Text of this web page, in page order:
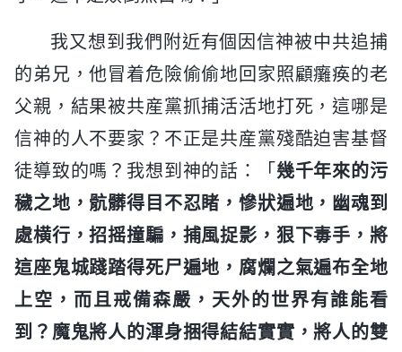
我又想到我們附近有個因信神被中共追捕
的弟兄，他冒着危險偷偷地回家照顧癱痪的老
父親，結果被共産黨抓捕活活地打死，這哪是
信神的人不要家？不正是共産黨殘酷迫害基督
徒導致的嗎？我想到神的話：「 幾千年來的污
穢之地，骯髒得目不忍睹，慘狀遍地，幽魂到
處横行，招摇撞騙，捕風捉影，狠下毒手，將
這座鬼城踐踏得死尸遍地，腐爛之氣遍布全地
上空，而且戒備森嚴，天外的世界有誰能看
到？魔鬼將人的渾身捆得結結實實，將人的雙